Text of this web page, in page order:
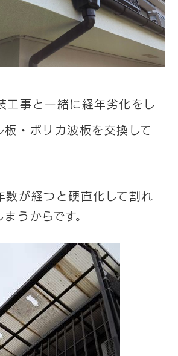
工事と一緒に経年劣化をし
板・ポリカ波板を交換して
数が経つと硬直化して割れ
うからです。